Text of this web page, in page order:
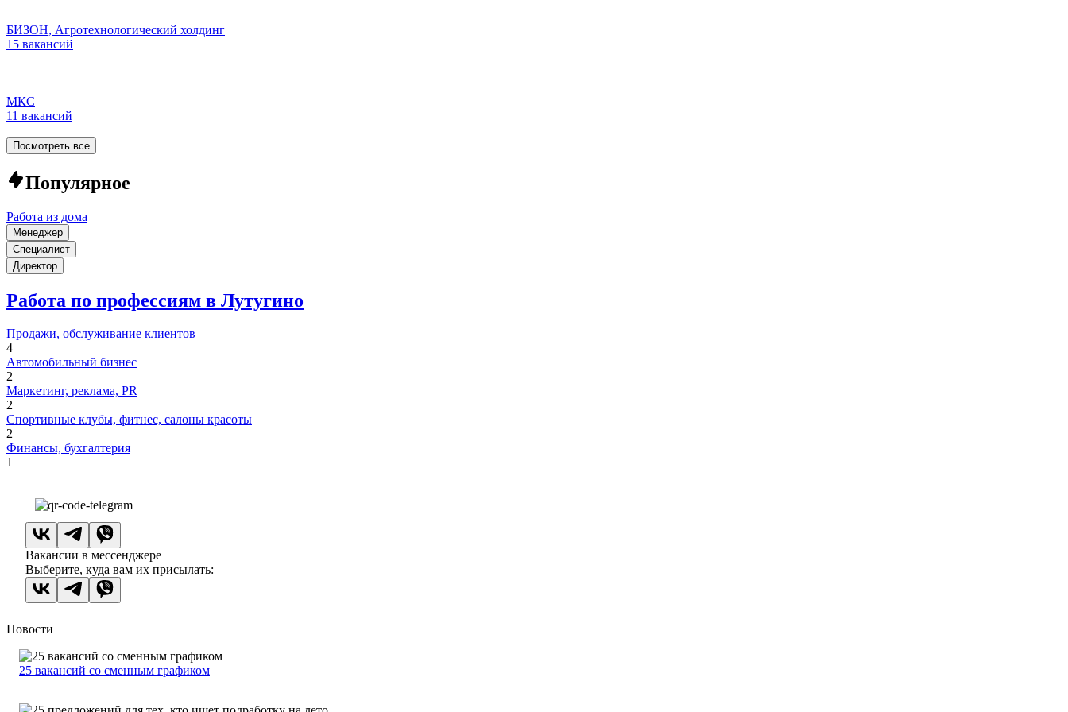
БИЗОН, Агротехнологический холдинг
15 вакансий
МКС
11 вакансий
Посмотреть все
Популярное
Работа из дома
Менеджер
Специалист
Директор
Работа по профессиям в Лутугино
Продажи, обслуживание клиентов
4
Автомобильный бизнес
2
Маркетинг, реклама, PR
2
Спортивные клубы, фитнес, салоны красоты
2
Финансы, бухгалтерия
1
Вакансии в мессенджере
Выберите, куда вам их присылать:
Новости
25 вакансий со сменным графиком